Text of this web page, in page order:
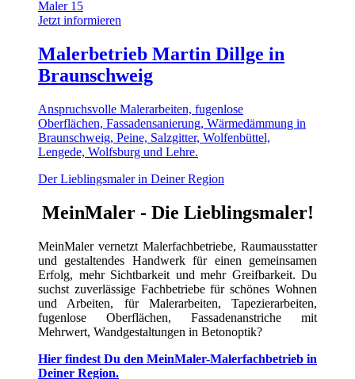
Jetzt informieren
Malerbetrieb Martin Dillge in
Braunschweig
Anspruchsvolle Malerarbeiten, fugenlose
Oberflächen, Fassadensanierung, Wärmedämmung in
Braunschweig, Peine, Salzgitter, Wolfenbüttel,
Lengede, Wolfsburg und Lehre.
Der Lieblingsmaler in Deiner Region
MeinMaler - Die Lieblingsmaler!
MeinMaler vernetzt Malerfachbetriebe, Raumausstatter
und gestaltendes Handwerk für einen gemeinsamen
Erfolg, mehr Sichtbarkeit und mehr Greifbarkeit. Du
suchst zuverlässige Fachbetriebe für schönes Wohnen
und Arbeiten, für Malerarbeiten, Tapezierarbeiten,
fugenlose Oberflächen, Fassadenanstriche mit
Mehrwert, Wandgestaltungen in Betonoptik?
Hier findest Du den MeinMaler-Malerfachbetrieb in
Deiner Region.